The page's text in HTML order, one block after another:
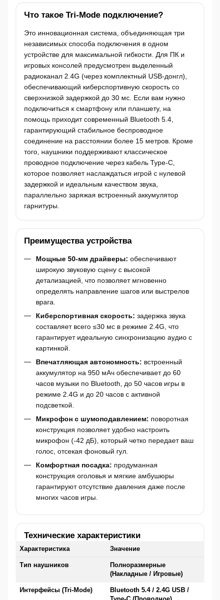
Что такое Tri-Mode подключение?
Это инновационная система, объединяющая три
независимых способа подключения в одном
устройстве для максимальной гибкости. Для ПК и
игровых консолей предусмотрен выделенный
радиоканал 2.4G (через комплектный USB-донгл),
обеспечивающий киберспортивную скорость со
сверхнизкой задержкой до 30 мс. Если вам нужно
подключиться к смартфону или планшету, на
помощь приходит современный Bluetooth 5.4,
гарантирующий стабильное беспроводное
соединение на расстоянии более 15 метров. Кроме
того, наушники поддерживают классическое
проводное подключение через кабель Type-C,
которое позволяет наслаждаться игрой с нулевой
задержкой и идеальным качеством звука,
параллельно заряжая встроенный аккумулятор
гарнитуры.
Преимущества устройства
Мощные 50-мм драйверы: обеспечивают
широкую звуковую сцену с высокой
детализацией, что позволяет мгновенно
определять направление шагов или выстрелов
врага.
Киберспортивная скорость: задержка звука
составляет всего ≤30 мс в режиме 2.4G, что
гарантирует идеальную синхронизацию аудио с
картинкой.
Впечатляющая автономность: встроенный
аккумулятор на 950 мАч обеспечивает до 60
часов музыки по Bluetooth, до 50 часов игры в
режиме 2.4G и до 20 часов с активной
подсветкой.
Микрофон с шумоподавлением: поворотная
конструкция позволяет удобно настроить
микрофон (-42 дБ), который четко передает ваш
голос, отсекая фоновый гул.
Комфортная посадка: продуманная
конструкция оголовья и мягкие амбушюры
гарантируют отсутствие давления даже после
многих часов игры.
Технические характеристики
Характеристика Значение
Тип наушников
Полноразмерные
(Накладные / Игровые)
Интерфейсы (Tri-Mode)
Bluetooth 5.4 / 2.4G USB /